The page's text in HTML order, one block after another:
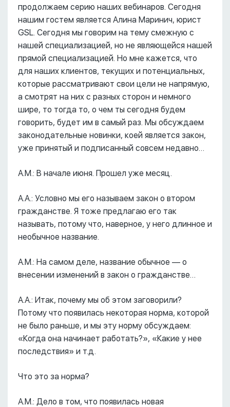
продолжаем серию наших вебинаров. Сегодня
нашим гостем является Алина Маринич, юрист
GSL. Сегодня мы говорим на тему смежную с
нашей специализацией, но не являющейся нашей
прямой специализацией. Но мне кажется, что
для наших клиентов, текущих и потенциальных,
которые рассматривают свои цели не напрямую,
а смотрят на них с разных сторон и немного
шире, то тогда то, о чем ты сегодня будем
говорить, будет им в самый раз. Мы обсуждаем
законодательные новинки, коей является закон,
уже принятый и подписанный совсем недавно…
А.М.: В начале июня. Прошел уже месяц.
А.А.: Условно мы его называем закон о втором
гражданстве. Я тоже предлагаю его так
называть, потому что, наверное, у него длинное и
необычное название.
А.М.: На самом деле, название обычное –– о
внесении изменений в закон о гражданстве…
А.А.: Итак, почему мы об этом заговорили?
Потому что появилась некоторая норма, которой
не было раньше, и мы эту норму обсуждаем:
«Когда она начинает работать?», «Какие у нее
последствия» и т.д.
Что это за норма?
А.М.: Дело в том, что появилась новая